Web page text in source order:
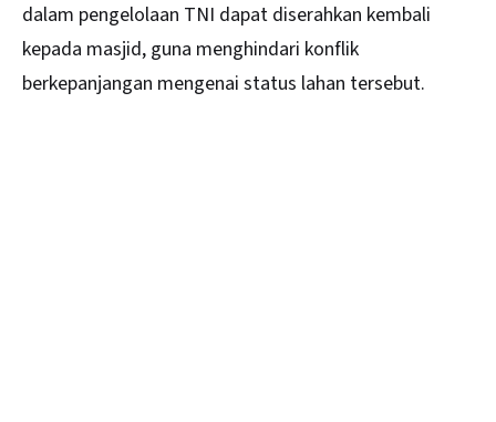
dalam pengelolaan TNI dapat diserahkan kembali
kepada masjid, guna menghindari konflik
berkepanjangan mengenai status lahan tersebut.